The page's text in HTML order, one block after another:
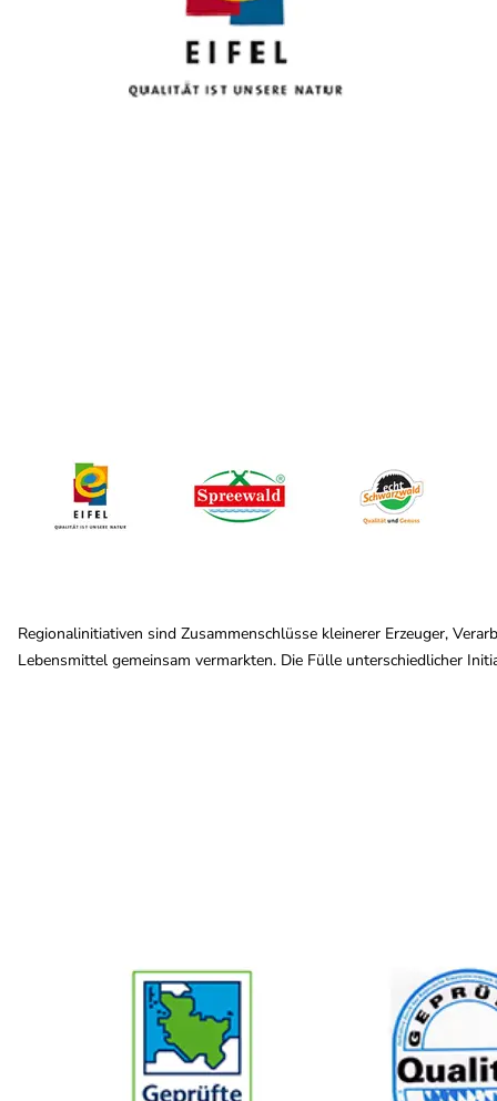
Regionalinitiativen sind Zusammenschlüsse kleinerer Erzeuger,
Lebensmittel gemeinsam vermarkten. Die Fülle unterschiedlicher